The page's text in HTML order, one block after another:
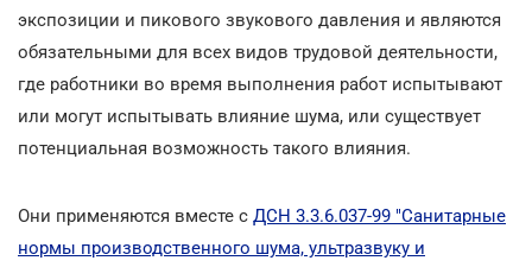
экспозиции и пикового звукового давления и являются
обязательными для всех видов трудовой деятельности,
где работники во время выполнения работ испытывают
или могут испытывать влияние шума, или существует
потенциальная возможность такого влияния.
Они применяются вместе с ДСН 3.3.6.037-99 "Санитарные
нормы производственного шума, ультразвуку и